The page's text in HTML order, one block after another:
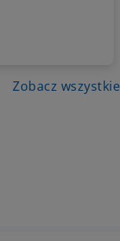
Zobacz wszystkie